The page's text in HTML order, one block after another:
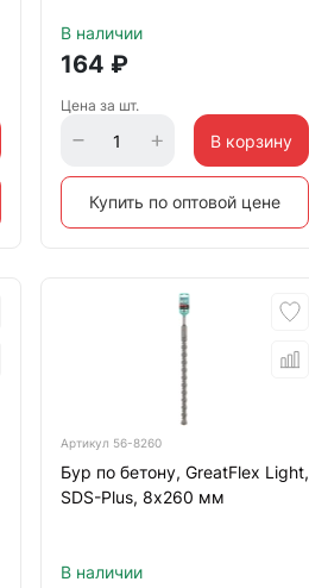
В наличии
164 ₽
Цена за шт.
В корзину
Купить по оптовой цене
Артикул 56-8260
Бур по бетону, GreatFlex Light,
SDS-Plus, 8х260 мм
В наличии